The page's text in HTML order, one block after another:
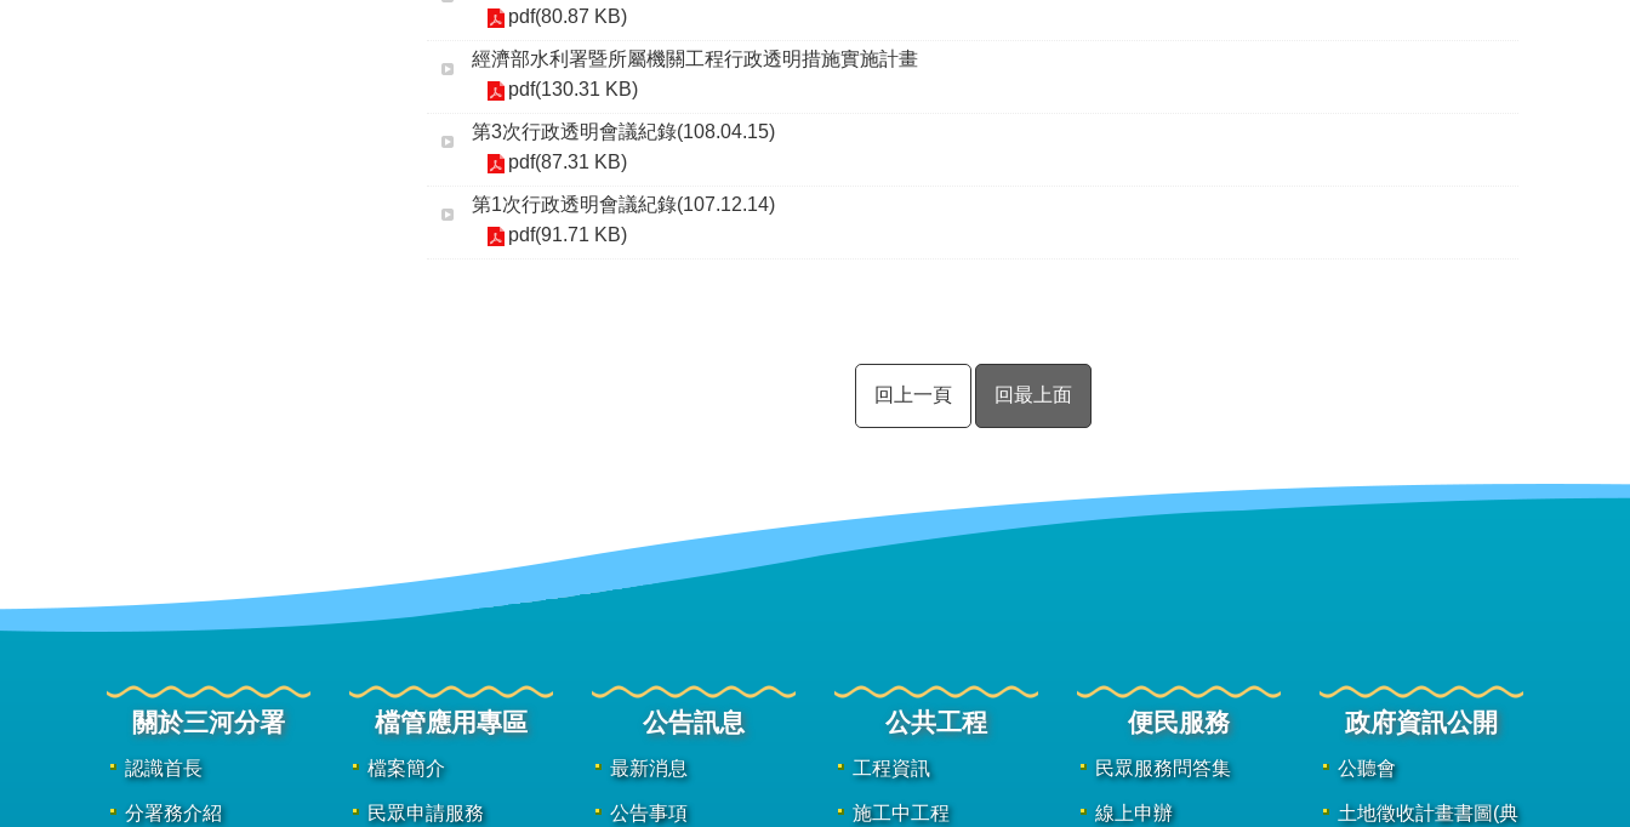
pdf(80.87 KB)
經濟部水利署暨所屬機關工程行政透明措施實施計畫
pdf(130.31 KB)
第3次行政透明會議紀錄(108.04.15)
pdf(87.31 KB)
第1次行政透明會議紀錄(107.12.14)
pdf(91.71 KB)
回上一頁 回最上面
關於三河分署
認識首長
分署務介紹
檔管應用專區
檔案簡介
民眾申請服務
公告訊息
最新消息
公告事項
公共工程
工程資訊
施工中工程
便民服務
民眾服務問答集
線上申辦
政府資訊公開
公聽會
土地徵收計畫書圖(典